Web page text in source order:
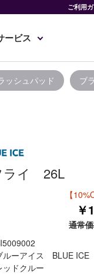
ご利用
ービス
ッシュパッド ブ
ライ 26L
【
￥
通常
ルーアイス BLUE ICE
ッドクルー